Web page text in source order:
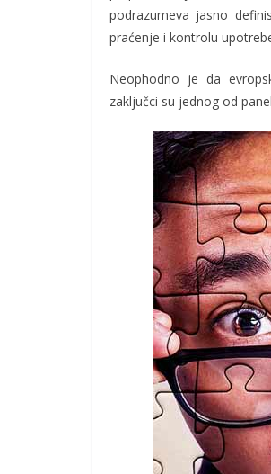
podrazumeva jasno
praćenje i kontrolu
Neophodno je da
zaključci su jednog od